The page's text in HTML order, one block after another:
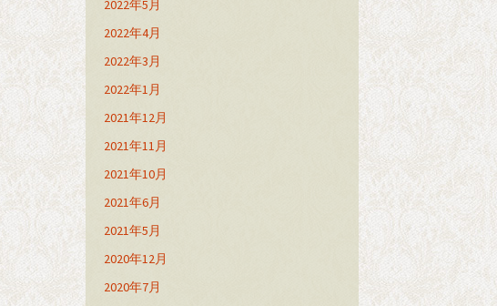
2022年5月
2022年4月
2022年3月
2022年1月
2021年12月
2021年11月
2021年10月
2021年6月
2021年5月
2020年12月
2020年7月